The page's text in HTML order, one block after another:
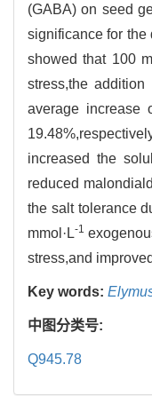
(GABA) on seed
significance for
showed that 100
stress,the addition
average increase
increased the
reduced
the salt tolerance
mmol·L-1
stress,and
Key words:
中图分类号:
Q945.78